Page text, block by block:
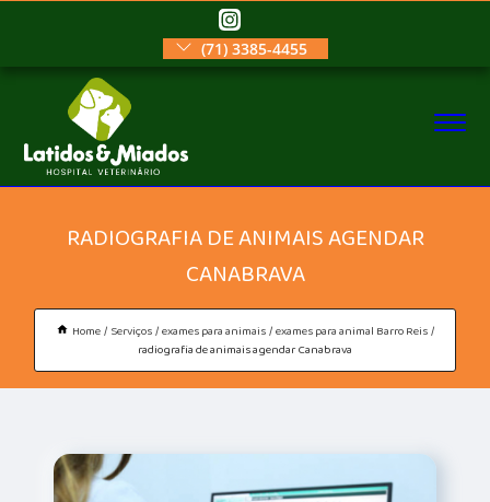
(71) 3385-4455
RADIOGRAFIA DE ANIMAIS AGENDAR
CANABRAVA
Home Serviços exames para animais exames para animal Barro Reis
radiografia de animais agendar Canabrava